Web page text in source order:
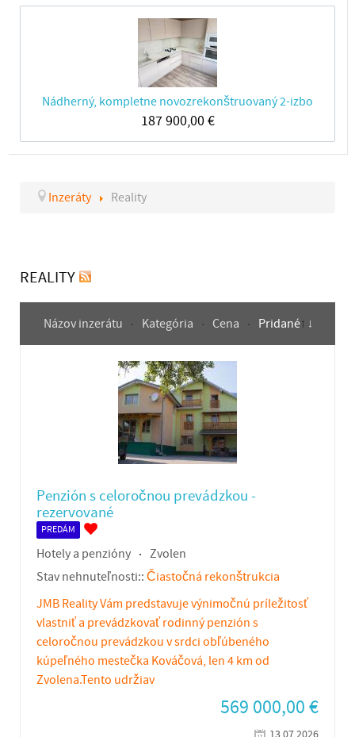
Nádherný, kompletne novozrekonštruovaný 2-izbo
187 900,00€
Inzeráty Reality
REALITY
Názov inzerátu Kategória Cena Pridané
Penzión s celoročnou prevádzkou -
rezervované
PREDÁM
Hotely a penzióny
Zvolen
Stav nehnuteľnosti:: Čiastočná rekonštrukcia
JMB Reality Vám predstavuje výnimočnú príležitosť
vlastniť a prevádzkovať rodinný penzión s
celoročnou prevádzkou v srdci obľúbeného
kúpeľného mestečka Kováčová, len 4 km od
Zvolena.Tento udržiav
569 000,00€